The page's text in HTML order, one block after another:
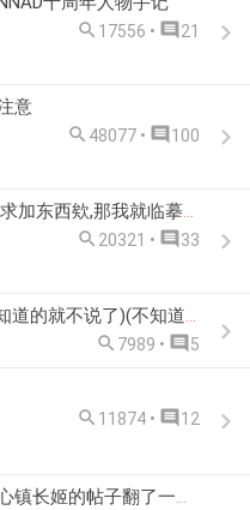
 17556 •  21
意
 48077 •  100
私人活动的答案,萝莉要求加东西欸,那我就临摹一直画吧
 20321 •  33
b站up主推荐----第一期(是个人都知道的就不说了)(不知道有没有第二期欸)
 7989 •  5
 11874 •  12
【小镇考古】把小镇中心镇长姬的帖子翻了一遍，发现了一堆消失的功能（现在用不了）和有趣的事情